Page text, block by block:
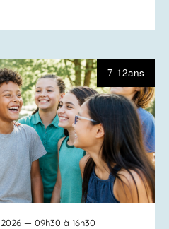
7-12ans
— 09h30 à 16h30